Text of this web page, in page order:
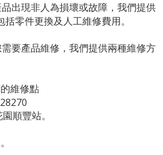
出現非人為損壞或故障，我們提供
零件更換及人工維修費用。
要產品維修，我們提供兩種維修方
維修點
順豐站。